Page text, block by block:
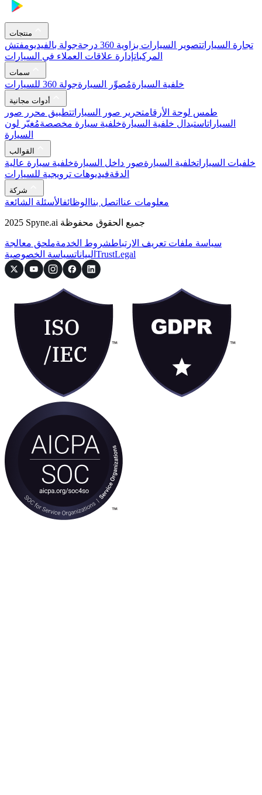
منتجات
تجارة السياراتتصوير السيارات بزاوية 360 درجة جولة بالفيديومفتش
المركباتإدارة علاقات العملاء في السيارات
سمات
خلفية السيارةمُصوِّر السيارةجولة 360 للسيارات
أدوات مجانية
طمس لوحة الأرقامتحرير صور السياراتتطبيق محرر صور
السياراتاستبدال خلفية السيارةخلفية سيارة مخصصةمُغيّر لون
السيارة
القوالب
خلفيات السياراتخلفية السيارةصور داخل السيارةخلفية سيارة عالية
الدقةفيديوهات ترويجية للسيارات
شركة
معلومات عنا اتصل بنا الوظائفالأسئلة الشائعة
2025 Spyne.ai جميع الحقوق محفوظة
سياسة ملفات تعريف الارتباطشروط الخدمةملحق معالجة
البياناتسياسة الخصوصية TrustLegal